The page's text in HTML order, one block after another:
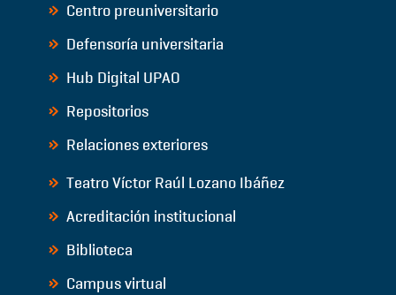
Centro preuniversitario
Defensoría universitaria
Hub Digital UPAO
Repositorios
Relaciones exteriores
Teatro Víctor Raúl Lozano Ibáñez
Acreditación institucional
Biblioteca
Campus virtual